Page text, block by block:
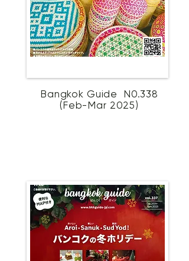
Bangkok Guide N0.338
(Feb-Mar 2025)